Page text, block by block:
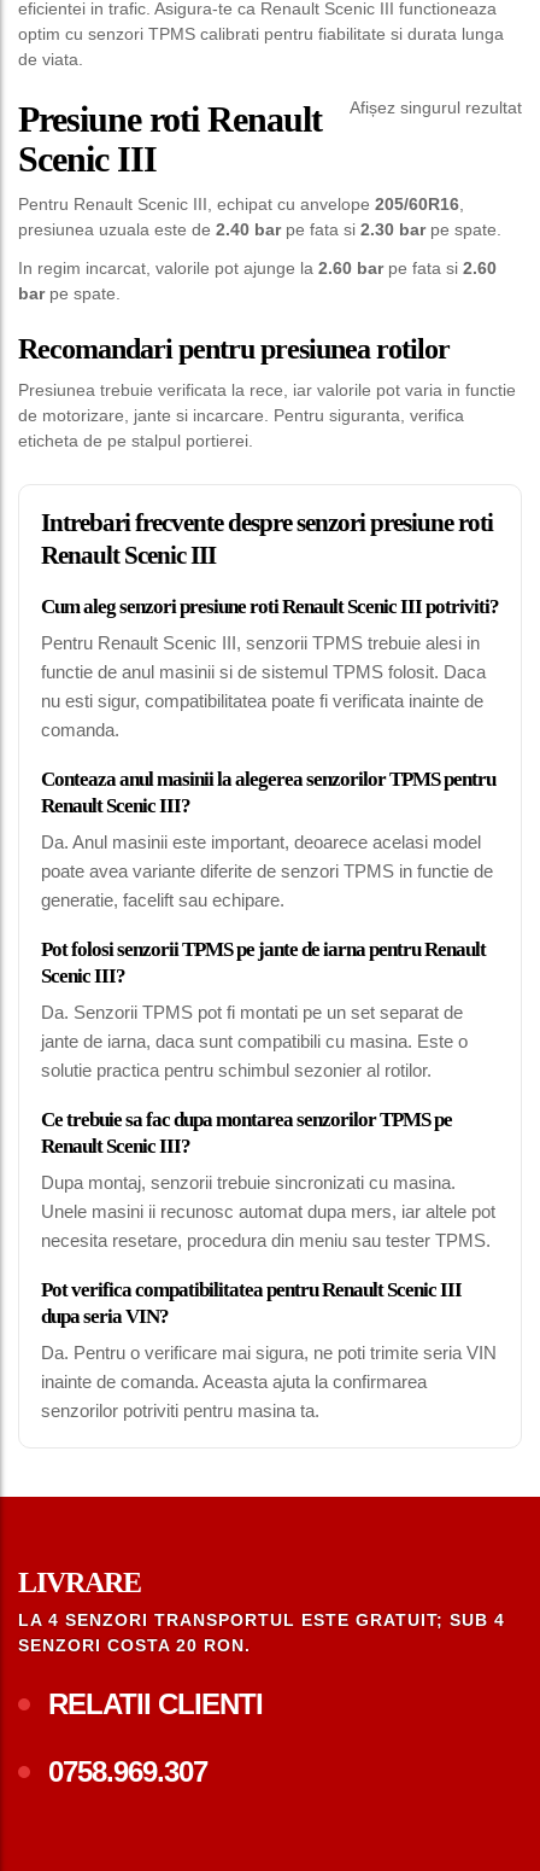
eficientei in trafic. Asigura-te ca Renault Scenic III functioneaza
optim cu senzori TPMS calibrati pentru fiabilitate si durata lunga
de viata.
Afișez singurul rezultat
Presiune roti Renault
Scenic III
Pentru Renault Scenic III, echipat cu anvelope 205/60R16,
presiunea uzuala este de 2.40 barpe fata si 2.30 barpe spate.
In regim incarcat, valorile pot ajunge la 2.60 barpe fata si 2.60
barpe spate.
Recomandari pentru presiunea rotilor
Presiunea trebuie verificata la rece, iar valorile pot varia in functie
de motorizare, jante si incarcare. Pentru siguranta, verifica
eticheta de pe stalpul portierei.
Intrebari frecvente despre senzori presiune roti
Renault Scenic III
Cum aleg senzori presiune roti Renault Scenic III potriviti?
Pentru Renault Scenic III, senzorii TPMS trebuie alesi in
functie de anul masinii si de sistemul TPMS folosit. Daca
nu esti sigur, compatibilitatea poate fi verificata inainte de
comanda.
Conteaza anul masinii la alegerea senzorilor TPMS pentru
Renault Scenic III?
Da. Anul masinii este important, deoarece acelasi model
poate avea variante diferite de senzori TPMS in functie de
generatie, facelift sau echipare.
Pot folosi senzorii TPMS pe jante de iarna pentru Renault
Scenic III?
Da. Senzorii TPMS pot fi montati pe un set separat de
jante de iarna, daca sunt compatibili cu masina. Este o
solutie practica pentru schimbul sezonier al rotilor.
Ce trebuie sa fac dupa montarea senzorilor TPMS pe
Renault Scenic III?
Dupa montaj, senzorii trebuie sincronizati cu masina.
Unele masini ii recunosc automat dupa mers, iar altele pot
necesita resetare, procedura din meniu sau tester TPMS.
Pot verifica compatibilitatea pentru Renault Scenic III
dupa seria VIN?
Da. Pentru o verificare mai sigura, ne poti trimite seria VIN
inainte de comanda. Aceasta ajuta la confirmarea
senzorilor potriviti pentru masina ta.
LIVRARE
LA 4 SENZORI TRANSPORTUL ESTE GRATUIT; SUB 4
SENZORI COSTA 20 RON.
RELATII CLIENTI
0758.969.307